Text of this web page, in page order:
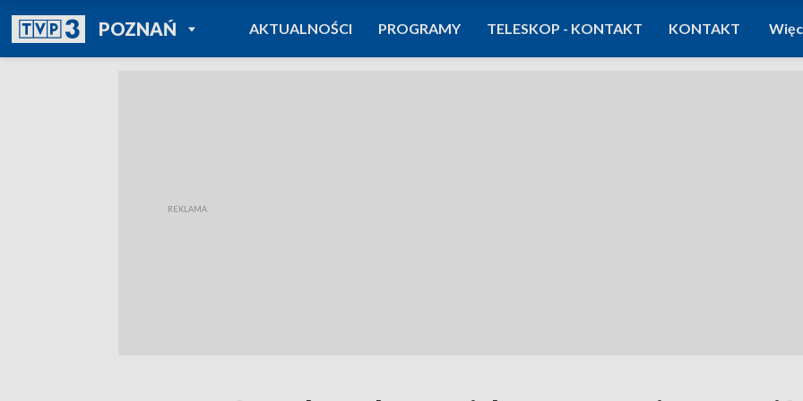
POZNAŃPOWRÓT DO
TVP REGIONY
AKTUALNOŚCI PROGRAMY TELESKOP - KONTAKT KONTAKT